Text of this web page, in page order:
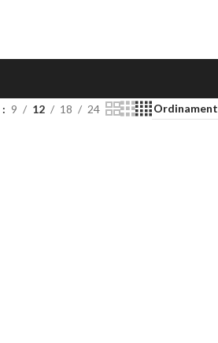
9 12 18 24